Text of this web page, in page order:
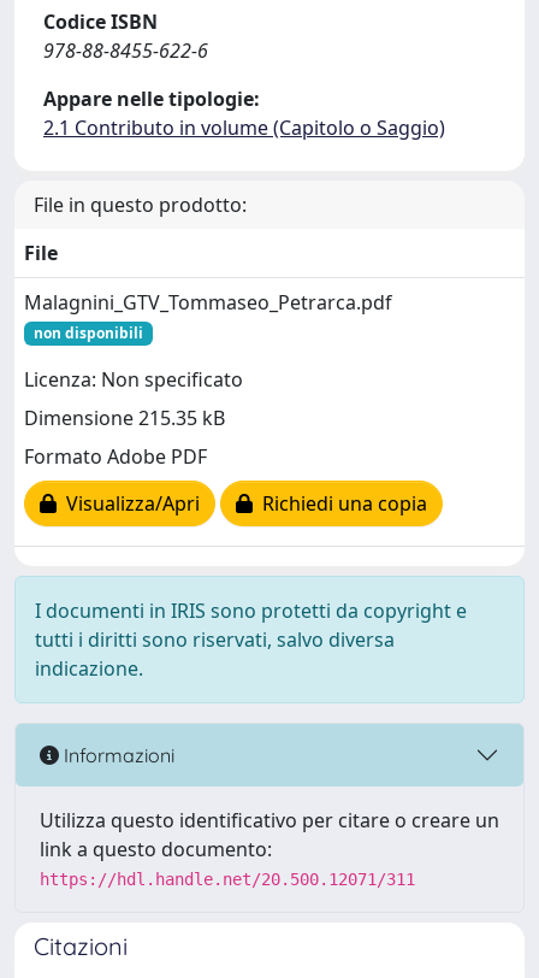
Codice ISBN
978-88-8455-622-6
Appare nelle tipologie:
2.1 Contributo in volume (Capitolo o Saggio)
File in questo prodotto:
File
Malagnini_GTV_Tommaseo_Petrarca.pdf
non disponibili
Licenza: Non specificato
Dimensione 215.35 kB
Formato Adobe PDF
Visualizza/Apri
Richiedi una copia
I documenti in IRIS sono protetti da copyright e
tutti i diritti sono riservati, salvo diversa
indicazione.
Informazioni
Utilizza questo identificativo per citare o creare un
link a questo documento:
https://hdl.handle.net/20.500.12071/311
Citazioni